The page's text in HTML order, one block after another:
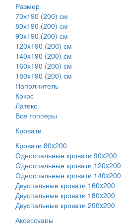
Размер
70х190 (200) см
80х190 (200) см
90x190 (200) см
120x190 (200) см
140x190 (200) см
160x190 (200) см
180x190 (200) см
Наполнитель
Кокос
Латекс
Все топперы
Кровати
Кровати 80x200
Односпальные кровати 90x200
Односпальные кровати 120x200
Односпальные кровати 140x200
Двуспальные кровати 160x200
Двуспальные кровати 180x200
Двуспальные кровати 200x200
Аксессуары